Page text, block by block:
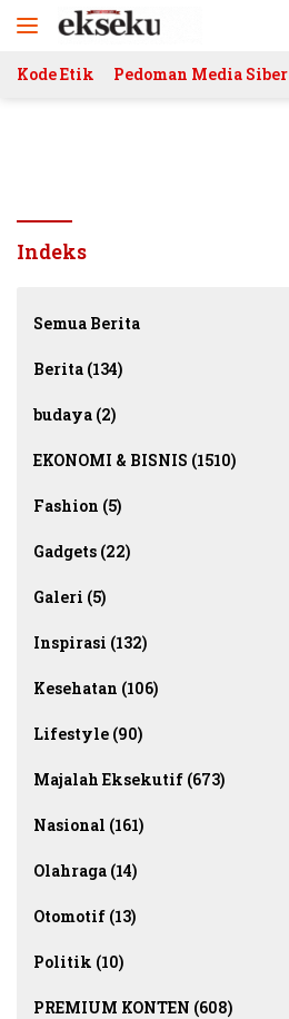
Kode Etik Pedoman Media Siber
Indeks
Semua Berita
Berita (134)
budaya (2)
EKONOMI & BISNIS (1510)
Fashion (5)
Gadgets (22)
Galeri (5)
Inspirasi (132)
Kesehatan (106)
Lifestyle (90)
Majalah Eksekutif (673)
Nasional (161)
Olahraga (14)
Otomotif (13)
Politik (10)
PREMIUM KONTEN (608)